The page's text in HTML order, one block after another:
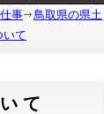
事
鳥取県の県土
いて
て